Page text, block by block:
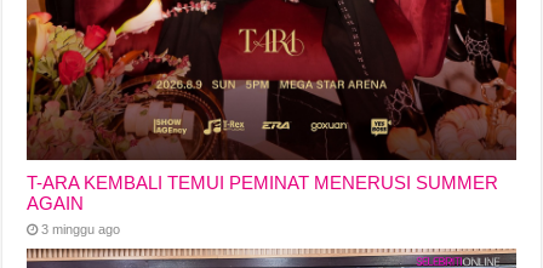
T-ARA KEMBALI TEMUI PEMINAT MENERUSI SUMMER
AGAIN
3 minggu ago